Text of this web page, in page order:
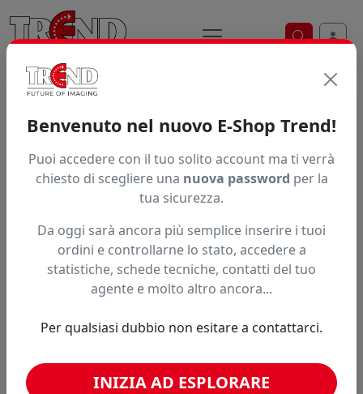
Ricerca
C12C890501
Benvenuto nel nuovo E-Shop Trend!
Puoi accedere con il tuo solito account ma ti verrà
chiesto di scegliere una nuova password per la
tua sicurezza.
Da oggi sarà ancora più semplice inserire i tuoi
ordini e controllarne lo stato, accedere a
statistiche, schede tecniche, contatti del tuo
agente e molto altro ancora...
Per qualsiasi dubbio non esitare a contattarci.
INIZIA AD ESPLORARE